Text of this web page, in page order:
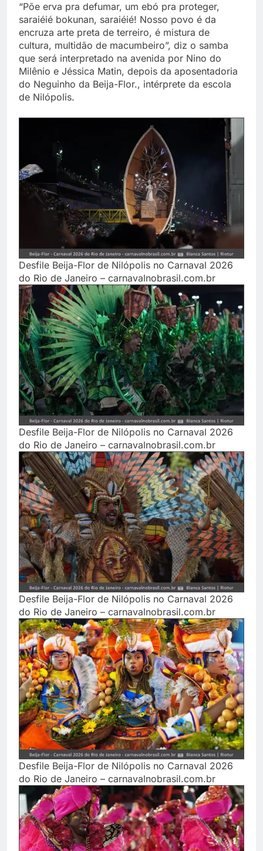
“Põe erva pra defumar, um ebó pra proteger,
saraiéié bokunan, saraiéié! Nosso povo é da
encruza arte preta de terreiro, é mistura de
cultura, multidão de macumbeiro”, diz o samba
que será interpretado na avenida por Nino do
Milênio e Jéssica Matin, depois da aposentadoria
do Neguinho da Beija-Flor., intérprete da escola
de Nilópolis.
Desfile Beija-Flor de Nilópolis no Carnaval 2026
do Rio de Janeiro – carnavalnobrasil.com.br
Desfile Beija-Flor de Nilópolis no Carnaval 2026
do Rio de Janeiro – carnavalnobrasil.com.br
Desfile Beija-Flor de Nilópolis no Carnaval 2026
do Rio de Janeiro – carnavalnobrasil.com.br
Desfile Beija-Flor de Nilópolis no Carnaval 2026
do Rio de Janeiro – carnavalnobrasil.com.br